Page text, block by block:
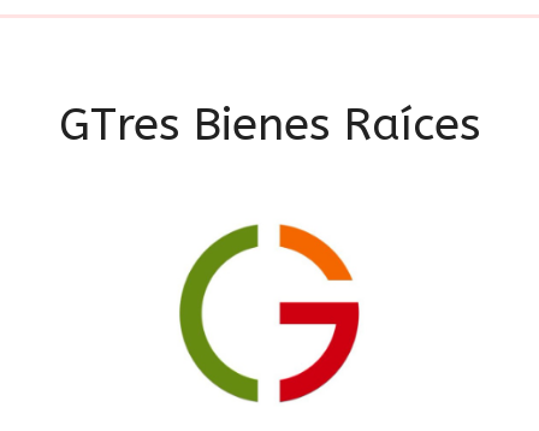
GTres Bienes Raíces